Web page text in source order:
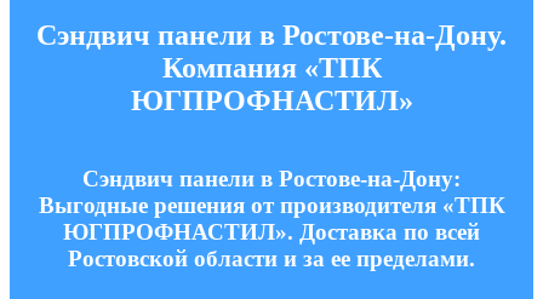
Сэндвич панели в Ростове-на-Дону.
Компания «ТПК
ЮГПРОФНАСТИЛ»
Сэндвич панели в Ростове-на-Дону:
Выгодные решения от производителя «ТПК
ЮГПРОФНАСТИЛ». Доставка по всей
Ростовской области и за ее пределами.